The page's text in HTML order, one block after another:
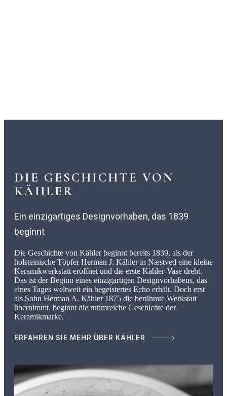
DIE GESCHICHTE VON
KÄHLER
Ein einzigartiges Designvorhaben, das 1839
beginnt
Die Geschichte von Kähler beginnt bereits 1839, als der
holsteinische Töpfer Herman J. Kähler in Næstved eine kleine
Keramikwerkstatt eröffnet und die erste Kähler-Vase dreht.
Das ist der Beginn eines einzigartigen Designvorhabens, das
eines Tages weltweit ein begeistertes Echo erhält. Doch erst
als Sohn Herman A. Kähler 1875 die berühmte Werkstatt
übernimmt, beginnt die ruhmreiche Geschichte der
Keramikmarke.
ERFAHREN SIE MEHR ÜBER KÄHLER